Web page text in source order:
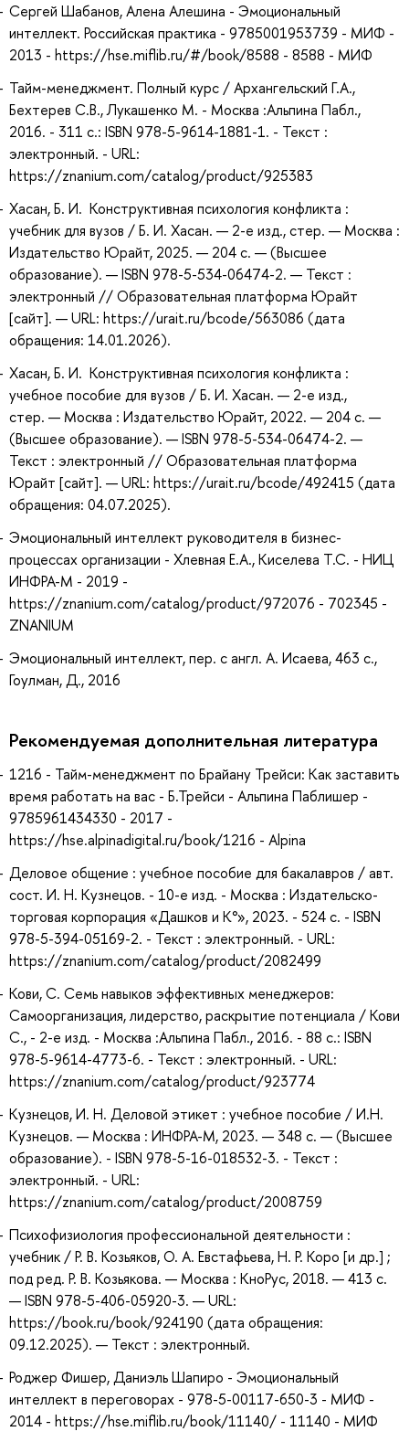
Сергей Шабанов, Алена Алешина - Эмоциональный
интеллект. Российская практика - 9785001953739 - МИФ -
2013 - https://hse.miflib.ru/#/book/8588 - 8588 - МИФ
Тайм-менеджмент. Полный курс / Архангельский Г.А.,
Бехтерев С.В., Лукашенко М. - Москва :Альпина Пабл.,
2016. - 311 с.: ISBN 978-5-9614-1881-1. - Текст :
электронный. - URL:
https://znanium.com/catalog/product/925383
Хасан, Б. И. Конструктивная психология конфликта :
учебник для вузов / Б. И. Хасан. — 2-е изд., стер. — Москва :
Издательство Юрайт, 2025. — 204 с. — (Высшее
образование). — ISBN 978-5-534-06474-2. — Текст :
электронный // Образовательная платформа Юрайт
[сайт]. — URL: https://urait.ru/bcode/563086 (дата
обращения: 14.01.2026).
Хасан, Б. И. Конструктивная психология конфликта :
учебное пособие для вузов / Б. И. Хасан. — 2-е изд.,
стер. — Москва : Издательство Юрайт, 2022. — 204 с. —
(Высшее образование). — ISBN 978-5-534-06474-2. —
Текст : электронный // Образовательная платформа
Юрайт [сайт]. — URL: https://urait.ru/bcode/492415 (дата
обращения: 04.07.2025).
Эмоциональный интеллект руководителя в бизнес-
процессах организации - Хлевная Е.А., Киселева Т.С. - НИЦ
ИНФРА-М - 2019 -
https://znanium.com/catalog/product/972076 - 702345 -
ZNANIUM
Эмоциональный интеллект, пер. с англ. А. Исаева, 463 с.,
Гоулман, Д., 2016
Рекомендуемая дополнительная литература
1216 - Тайм-менеджмент по Брайану Трейси: Как заставить
время работать на вас - Б.Трейси - Альпина Паблишер -
9785961434330 - 2017 -
https://hse.alpinadigital.ru/book/1216 - Alpina
Деловое общение : учебное пособие для бакалавров / авт.
сост. И. Н. Кузнецов. - 10-е изд. - Москва : Издательско-
торговая корпорация «Дашков и К°», 2023. - 524 с. - ISBN
978-5-394-05169-2. - Текст : электронный. - URL:
https://znanium.com/catalog/product/2082499
Кови, С. Семь навыков эффективных менеджеров:
Самоорганизация, лидерство, раскрытие потенциала / Кови
С., - 2-е изд. - Москва :Альпина Пабл., 2016. - 88 с.: ISBN
978-5-9614-4773-6. - Текст : электронный. - URL:
https://znanium.com/catalog/product/923774
Кузнецов, И. Н. Деловой этикет : учебное пособие / И.Н.
Кузнецов. — Москва : ИНФРА-М, 2023. — 348 с. — (Высшее
образование). - ISBN 978-5-16-018532-3. - Текст :
электронный. - URL:
https://znanium.com/catalog/product/2008759
Психофизиология профессиональной деятельности :
учебник / Р. В. Козьяков, О. А. Евстафьева, Н. Р. Коро [и др.] ;
под ред. Р. В. Козьякова. — Москва : КноРус, 2018. — 413 с.
— ISBN 978-5-406-05920-3. — URL:
https://book.ru/book/924190 (дата обращения:
09.12.2025). — Текст : электронный.
Роджер Фишер, Даниэль Шапиро - Эмоциональный
интеллект в переговорах - 978-5-00117-650-3 - МИФ -
2014 - https://hse.miflib.ru/book/11140/ - 11140 - МИФ